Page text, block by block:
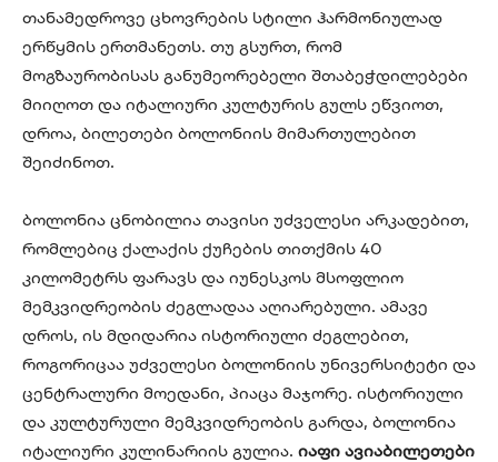
თანამედროვე ცხოვრების სტილი ჰარმონიულად
ერწყმის ერთმანეთს. თუ გსურთ, რომ
მოგზაურობისას განუმეორებელი შთაბეჭდილებები
მიიღოთ და იტალიური კულტურის გულს ეწვიოთ,
დროა, ბილეთები ბოლონიის მიმართულებით
შეიძინოთ.
ბოლონია ცნობილია თავისი უძველესი არკადებით,
რომლებიც ქალაქის ქუჩების თითქმის 40
კილომეტრს ფარავს და იუნესკოს მსოფლიო
მემკვიდრეობის ძეგლადაა აღიარებული. ამავე
დროს, ის მდიდარია ისტორიული ძეგლებით,
როგორიცაა უძველესი ბოლონიის უნივერსიტეტი და
ცენტრალური მოედანი, პიაცა მაჯორე. ისტორიული
და კულტურული მემკვიდრეობის გარდა, ბოლონია
იტალიური კულინარიის გულია. იაფი ავიაბილეთები